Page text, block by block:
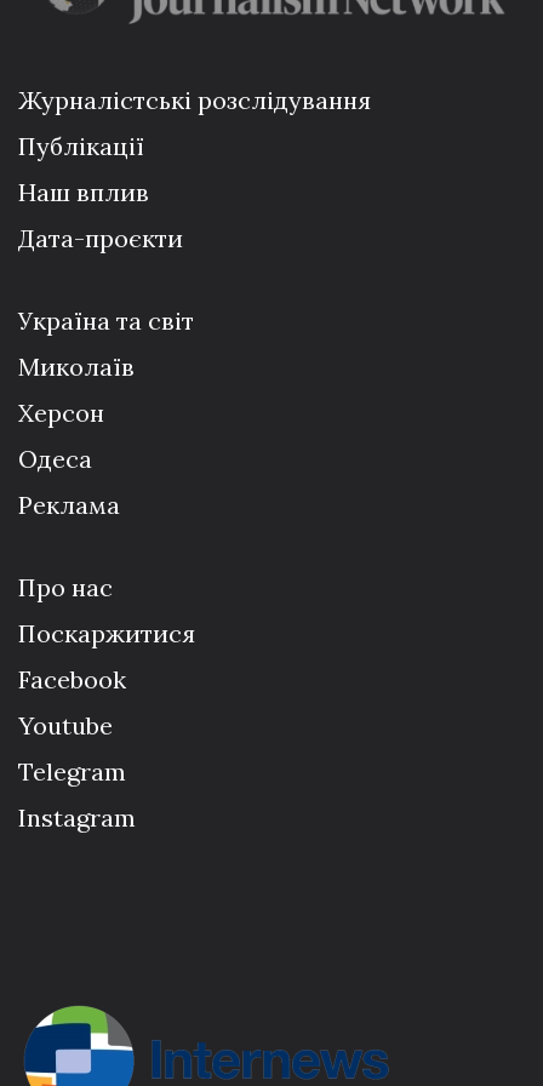
Журналістські розслідування
Публікації
Наш вплив
Дата-проєкти
Україна та світ
Миколаїв
Херсон
Одеса
Реклама
Про нас
Поскаржитися
Facebook
Youtube
Telegram
Instagram